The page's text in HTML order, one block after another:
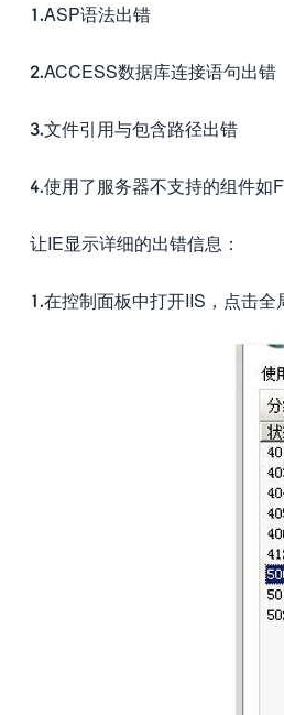
1.ASP语法出错
2.ACCESS数据库连接语句出错
3.文件引用与包含路径出错
4.使用了服务器不支持的组件如
让IE显示详细的出错信息：
1.在控制面板中打开IIS，点击全